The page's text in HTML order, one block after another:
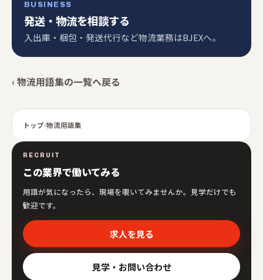
BUSINESS
発送・物流を相談する
入出庫・梱包・発送代行など物流業務はBJEXへ。
‹ 物流用語集の一覧へ戻る
トップ›物流用語集
RECRUIT
この業界で働いてみる
用語が気になったら、現場を覗いてみませんか。見学だけでも
歓迎です。
求人を見る
見学・お問い合わせ